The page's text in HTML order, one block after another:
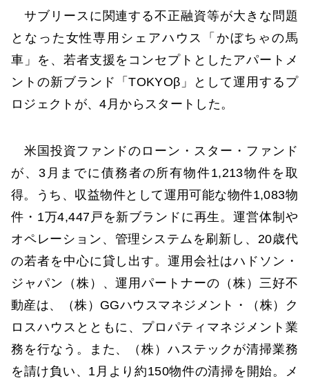
サブリースに関連する不正融資等が大きな問題
となった女性専用シェアハウス「かぼちゃの馬
車」を、若者支援をコンセプトとしたアパートメ
ントの新ブランド「TOKYOβ」として運用するプ
ロジェクトが、4月からスタートした。
米国投資ファンドのローン・スター・ファンド
が、3月までに債務者の所有物件1,213物件を取
得。うち、収益物件として運用可能な物件1,083物
件・1万4,447戸を新ブランドに再生。運営体制や
オペレーション、管理システムを刷新し、20歳代
の若者を中心に貸し出す。運用会社はハドソン・
ジャパン（株）、運用パートナーの（株）三好不
動産は、（株）GGハウスマネジメント・（株）ク
ロスハウスとともに、プロパティマネジメント業
務を行なう。また、（株）ハステックが清掃業務
を請け負い、1月より約150物件の清掃を開始。メ